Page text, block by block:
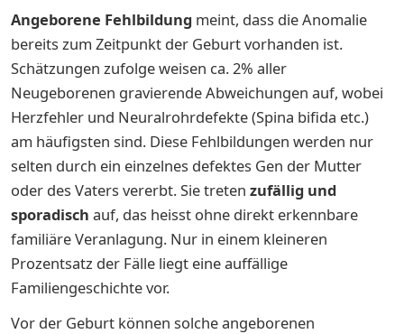
Angeborene Fehlbildung meint, dass die Anomalie
bereits zum Zeitpunkt der Geburt vorhanden ist.
Schätzungen zufolge weisen ca. 2% aller
Neugeborenen gravierende Abweichungen auf, wobei
Herzfehler und Neuralrohrdefekte (Spina bifida etc.)
am häufigsten sind. Diese Fehlbildungen werden nur
selten durch ein einzelnes defektes Gen der Mutter
oder des Vaters vererbt. Sie treten zufällig und
sporadisch auf, das heisst ohne direkt erkennbare
familiäre Veranlagung. Nur in einem kleineren
Prozentsatz der Fälle liegt eine auffällige
Familiengeschichte vor.
Vor der Geburt können solche angeborenen